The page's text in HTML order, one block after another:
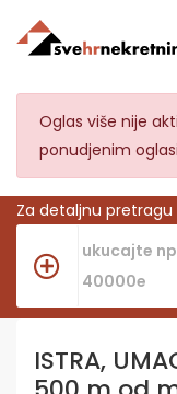
Oglas više nije
ponudjenim
Za detaljnu pretragu
ISTRA,